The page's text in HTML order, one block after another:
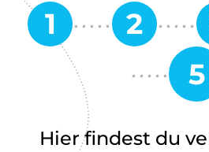
Hier findest du